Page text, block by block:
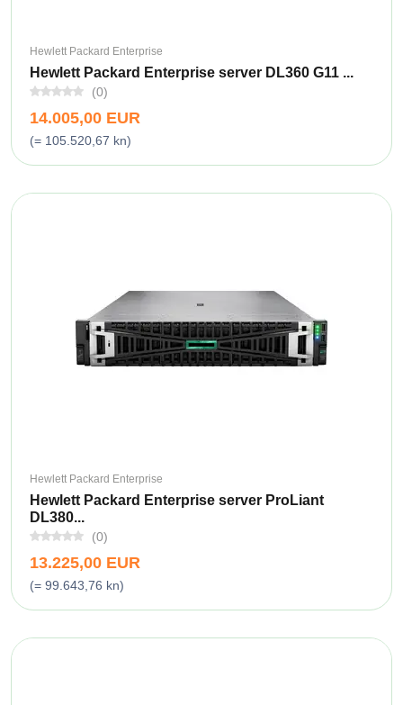
Hewlett Packard Enterprise
Hewlett Packard Enterprise server DL360 G11 ...
(0)
14.005,00 EUR
(= 105.520,67 kn)
Hewlett Packard Enterprise
Hewlett Packard Enterprise server ProLiant
DL380...
(0)
13.225,00 EUR
(= 99.643,76 kn)